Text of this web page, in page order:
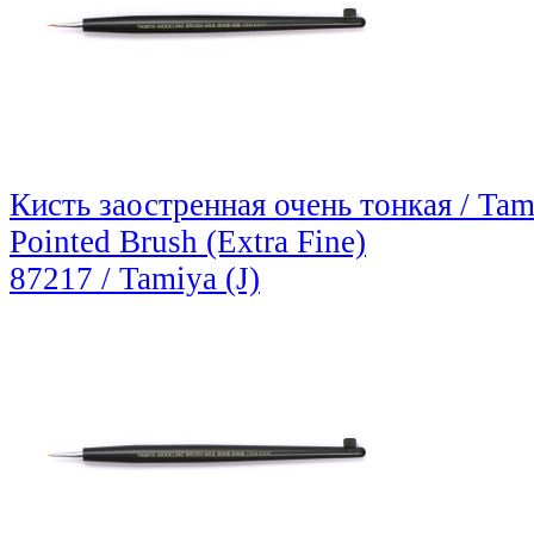
Кисть заостренная очень тонкая /
Pointed Brush (Extra Fine)
87217 / Tamiya (J)